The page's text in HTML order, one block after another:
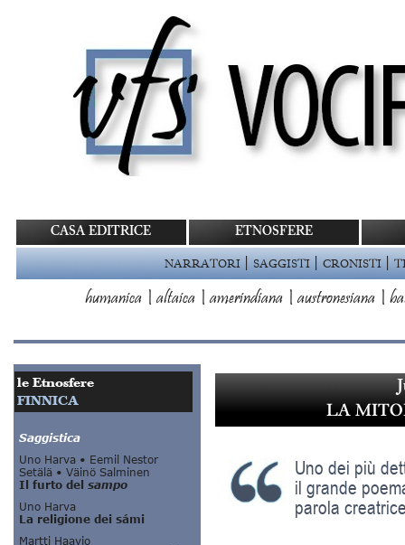
CASA EDITRICE ETNOSFERE
NARRATORI |SAGGISTI |CRONISTI |
humanica |altaica |amerindiana |austronesiana |
LA
Uno dei più
il grande
parola